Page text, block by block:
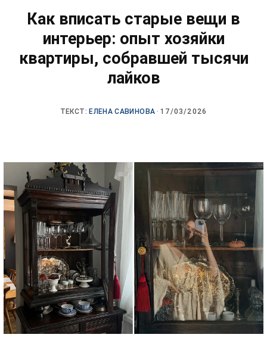
Как вписать старые вещи в
интерьер: опыт хозяйки
квартиры, собравшей тысячи
лайков
ТЕКСТ: ЕЛЕНА САВИНОВА ·17/03/2026